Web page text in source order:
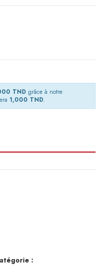
TND grâce à notre
1,000 TND.
: